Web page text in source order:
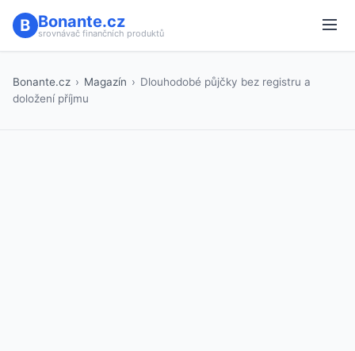
Bonante.cz
srovnávač finančních produktů
Bonante.cz › Magazín › Dlouhodobé půjčky bez registru a
doložení příjmu